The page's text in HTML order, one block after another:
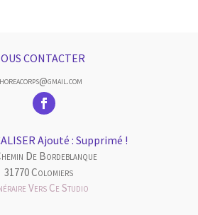
CONTACTER
Ajouté : Supprimé !
De Bordeblanque
31770 Colomiers
Vers Ce Studio